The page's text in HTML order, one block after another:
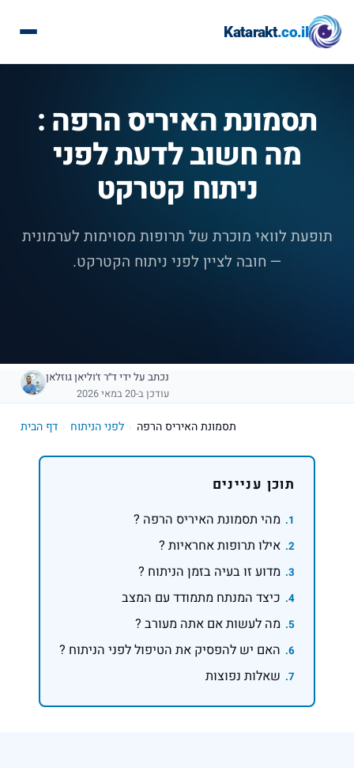
Katarakt.co.il
תסמונת האיריס הרפה :
מה חשוב לדעת לפני
ניתוח קטרקט
תופעת לוואי מוכרת של תרופות מסוימות לערמונית
— חובה לציין לפני ניתוח הקטרקט.
נכתב על ידיד״ר ז׳וליאן גוזלאן
עודכן ב-20 במאי 2026
דף הבית › לפני הניתוח › תסמונת האיריס הרפה
תוכן עניינים
מהי תסמונת האיריס הרפה ?
אילו תרופות אחראיות ?
מדוע זו בעיה בזמן הניתוח ?
כיצד המנתח מתמודד עם המצב
מה לעשות אם אתה מעורב ?
האם יש להפסיק את הטיפול לפני הניתוח ?
שאלות נפוצות